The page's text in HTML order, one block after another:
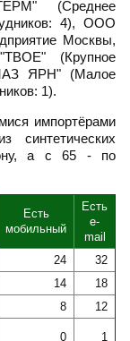
(Среднее
4), ООО
Москвы,
(Крупное
ЯРН" (Малое
1).
импортёрами
синтетических
а с 65 - по
Есть
мобильный
Есть
e-
mail
24
32
14
18
8
12
0 1